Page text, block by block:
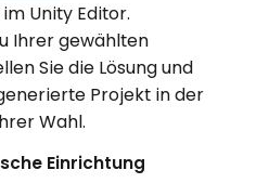
Unity Editor.
Ihrer gewählten
Sie die Lösung und
Projekt in der
Wahl.
Einrichtung